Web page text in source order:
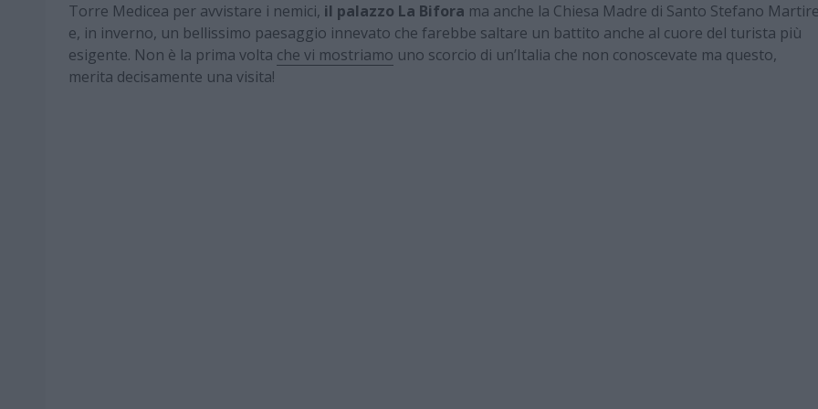
Torre Medicea per avvistare i nemici, il palazzo La Bifora ma anche la Chiesa Madre di Santo Stefano
e, in inverno, un bellissimo paesaggio innevato che farebbe saltare un battito anche al cuore del turista più
esigente. Non è la prima volta che vi mostriamo uno scorcio di un’Italia che non conoscevate ma questo,
merita decisamente una visita!